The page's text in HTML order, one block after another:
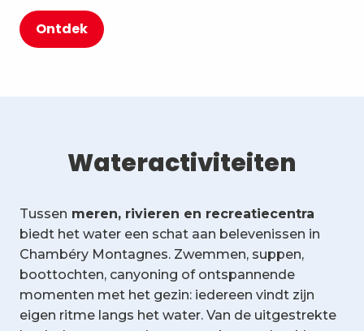
Ontdek
Wateractiviteiten
Tussen meren, rivieren en recreatiecentra
biedt het water een schat aan belevenissen in
Chambéry Montagnes. Zwemmen, suppen,
boottochten, canyoning of ontspannende
momenten met het gezin: iedereen vindt zijn
eigen ritme langs het water. Van de uitgestrekte